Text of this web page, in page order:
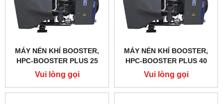
MÁY NÉN KHÍ BOOSTER,
HPC-BOOSTER PLUS 25
Vui lòng gọi
MÁY NÉN KHÍ BOOSTER,
HPC-BOOSTER PLUS 40
Vui lòng gọi